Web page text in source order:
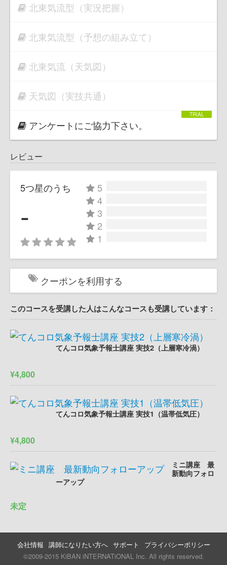
北東気流型（実況把握）
北東気流型（予想の組み立て）
北東気流（天気図）
天気図（実技共通）
アンケートにご協力下さい。
レビュー
5つ星のうち
-
5
4
3
2
1
クーポンを利用する
このコースを受講した人はこんなコースも受講しています：
てんコロ気象予報士講座 実技2（上層寒冷渦）
¥4,800
てんコロ気象予報士講座 実技1（温帯低気圧）
¥4,800
ミニ講座 最
新動向フォロ
ーアップ
未定
会社情報 講師になりたい方へ サポート
プライバシーポリシー
©2009-2015 KiBAN iNTERNATiONAL Inc. All rights reserved.